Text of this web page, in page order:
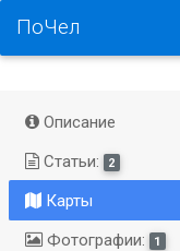
ПоЧел
Описание
Статьи:
2
Карты
Фотографии:
1